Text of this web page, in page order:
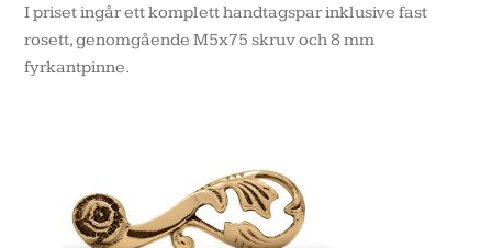
I priset ingår ett komplett handtagspar inklusive fast
rosett, genomgående M5x75 skruv och 8 mm
fyrkantpinne.